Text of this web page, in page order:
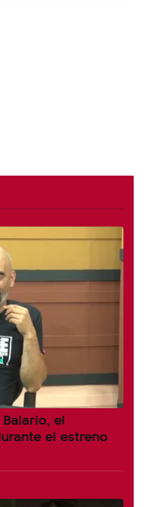
el
el estreno